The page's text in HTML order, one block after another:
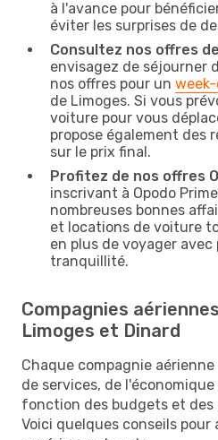
à l'avance pour
éviter les surprises de
Consultez nos offres
envisagez de séjourner
nos offres pour un
de Limoges. Si vous
voiture pour vous
propose également des
sur le prix final.
Profitez de nos offres
inscrivant à Opodo
nombreuses bonnes
et locations de voiture
en plus de voyager
tranquillité.
Compagnies
Limoges et Dinard
Chaque compagnie
de services, de
fonction des budgets et des
Voici quelques conseils pour